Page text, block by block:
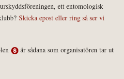
ett entomologisk
Skicka epost eller ring så ser vi
är sådana som organisatören tar ut